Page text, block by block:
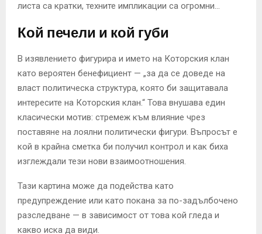
листа са кратки, техните импликации са огромни…
Кой печели и кой губи
В изявлението фигурира и името на Которския клан
като вероятен бенефициент — „за да се доведе на
власт политическа структура, която би защитавала
интересите на Которския клан.“ Това внушава един
класически мотив: стремеж към влияние чрез
поставяне на лоялни политически фигури. Въпросът е
кой в крайна сметка би получил контрол и как биха
изглеждали тези нови взаимоотношения.
Тази картина може да подейства като
предупреждение или като покана за по-задълбочено
разследване — в зависимост от това кой гледа и
какво иска да види.